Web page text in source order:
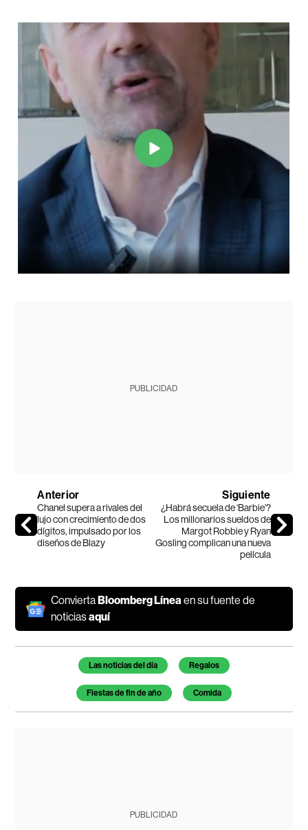
PUBLICIDAD
Anterior
Chanel supera a rivales del
lujo con crecimiento de dos
dígitos, impulsado por los
diseños de Blazy
Siguiente
¿Habrá secuela de ‘Barbie’?
Los millonarios sueldos de
Margot Robbie y Ryan
Gosling complican una nueva
película
Convierta Bloomberg Líneaen su fuente de
noticiasaquí
Temas de este artículo
Las noticias del día Regalos
Fiestas de fin de año Comida
PUBLICIDAD